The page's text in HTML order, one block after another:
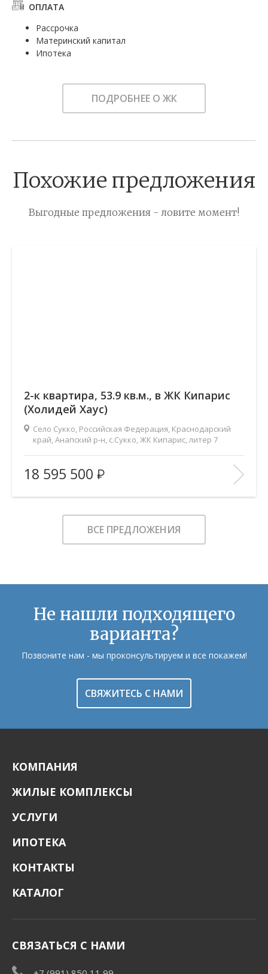
ОПЛАТА
Рассрочка
Материнский капитал
Ипотека
ПОДРОБНЕЕ О ЖК
Похожие предложения
Выгодные предложения - ловите момент!
2-к квартира, 53.9 кв.м., в ЖК Кипарис
(Холидей Хаус)
Село Сукко, Российская Федерация, Краснодарский
край, Анапский р-н, с.Сукко, ЖК Кипарис, литер 7
Площадь (общ/жил/кух), м2:
53.9/20.7/24.8
Количество комнат:
2
Этаж:
6/8
В ИЗБРАННОЕ
18 595 500
ВСЕ ПРЕДЛОЖЕНИЯ
Не нашли подходящего
варианта?
Позвоните нам - мы проконсультируем и все покажем!
СВЯЖИТЕСЬ С НАМИ
КОМПАНИЯ
ЖИЛЫЕ КОМПЛЕКСЫ
УСЛУГИ
ИПОТЕКА
КОНТАКТЫ
КАТАЛОГ
СВЯЗАТЬСЯ С НАМИ